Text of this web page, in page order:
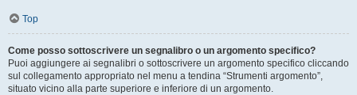
Top
Come posso sottoscrivere un segnalibro o un argomento specifico?
Puoi aggiungere ai segnalibri o sottoscrivere un argomento specifico cliccando
sul collegamento appropriato nel menu a tendina “Strumenti argomento”,
situato vicino alla parte superiore e inferiore di un argomento.